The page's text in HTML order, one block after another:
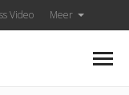
Video Meer